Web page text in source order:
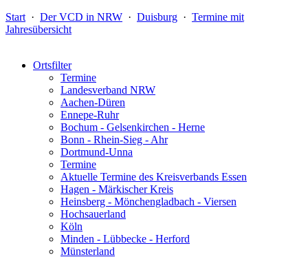
Start · Der VCD in NRW · Duisburg · Termine mit
Jahresübersicht
Ortsfilter
Termine
Landesverband NRW
Aachen-Düren
Ennepe-Ruhr
Bochum - Gelsenkirchen - Herne
Bonn - Rhein-Sieg - Ahr
Dortmund-Unna
Termine
Aktuelle Termine des Kreisverbands Essen
Hagen - Märkischer Kreis
Heinsberg - Mönchengladbach - Viersen
Hochsauerland
Köln
Minden - Lübbecke - Herford
Münsterland